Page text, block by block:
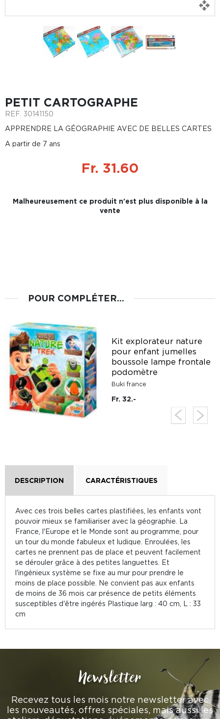
PETIT CARTOGRAPHE
REF. 30141150
APPRENDRE LA GÉOGRAPHIE AVEC DE BELLES CARTES
A partir de 7 ans
Fr. 31.60
Malheureusement ce produit n'est plus disponible à la
vente
POUR COMPLÉTER...
Kit explorateur nature
pour enfant jumelles
boussole lampe frontale
podomètre
Buki france
Fr. 32.-
DESCRIPTION CARACTÉRISTIQUES
Avec ces trois belles cartes plastifiées, les enfants vont
pouvoir mieux se familiariser avec la géographie. La
France, l'Europe et le Monde sont au programme, pour
un tour du monde fabuleux et ludique. Enroulées, les
cartes ne prennent pas de place et peuvent facilement
se dérouler grâce à des petites languettes. Et
l'ingénieux système se fixe au mur pour prendre le
moins de place possible. Ne convient pas aux enfants
de moins de 36 mois car présence de petits éléments
susceptibles d'être ingérés Plastique larg : 40 cm, L : 33
cm
Newsletter
Recevez tous les mois notre newsletter avec
les nouveautés, offres spéciales, mais aussi les